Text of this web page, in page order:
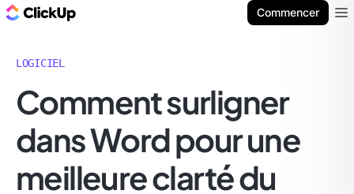
Commencer
LOGICIEL
Comment surligner
dans Word pour une
meilleure clarté du